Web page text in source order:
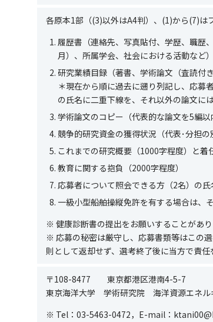
各原本1部（(3)以外はA4判）、 (1)から(7)は
履歴書（連絡先、写真貼付、学歴、職歴
月）、所属学会、社会における活動など）
研究業績目録（著書、学術論文（査読付
＊現在から順に過去に遡り列記し、応募
の氏名に二重下線を、それ以外の論文に
学術論文のコピー（代表的な論文を5編以
競争的研究資金の獲得状況（代表･分担の
これまでの研究概要（1000字程度）と着
教育に関する抱負（2000字程度）
応募者について照会できる方（2名）の氏
一級小型船舶操縦免許を有する場合は、
※ 健康診断書の提出をお願いすることがあり
※ 応募の秘密は厳守し、応募書類等はこの
則として返却せず、選考終了後に当方で責任
〒108-8477 東京都港区港南4-5-7
東京海洋大学 学術研究院 海洋資源エネ
※ Tel： 03-5463-0472， E-mail：